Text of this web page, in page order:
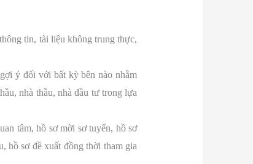
tin, tài liệu không trung thực,
ý đối với bất kỳ bên nào nhằm
nhà thầu, nhà đầu tư trong lựa
tâm, hồ sơ mời sơ tuyển, hồ sơ
hồ sơ đề xuất đồng thời tham gia